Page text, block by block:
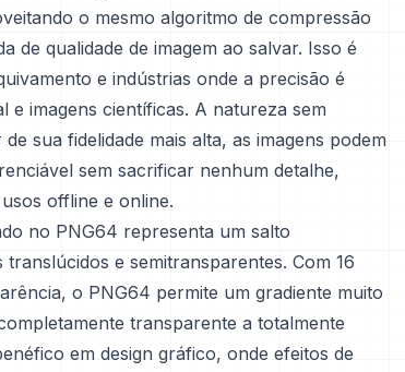
o mesmo algoritmo de compressão
de qualidade de imagem ao salvar. Isso é
e indústrias onde a precisão é
e imagens científicas. A natureza sem
sua fidelidade mais alta, as imagens podem
sem sacrificar nenhum detalhe,
offline e online.
no PNG64 representa um salto
e semitransparentes. Com 16
o PNG64 permite um gradiente muito
transparente a totalmente
em design gráfico, onde efeitos de